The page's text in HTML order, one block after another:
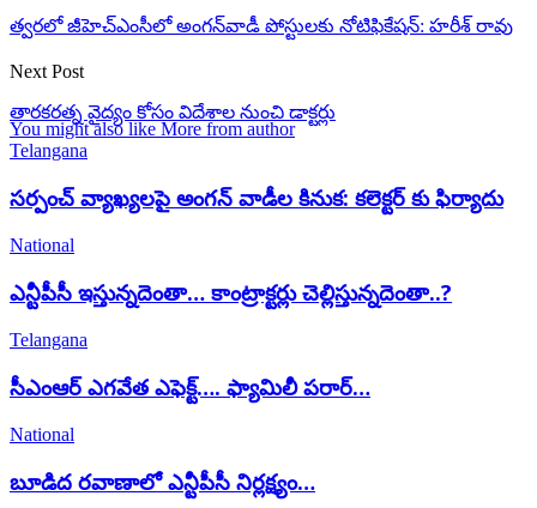
త్వరలో జీహెచ్‌ఎంసీలో అంగన్‌వాడీ పోస్టులకు నోటిఫికేషన్: హరీశ్ రావు
Next Post
తారకరత్న వైద్యం కోసం విదేశాల నుంచి డాక్టర్లు
You might also like More from author
Telangana
సర్పంచ్ వ్యాఖ్యలపై అంగన్ వాడీల కినుక: కలెక్టర్ కు ఫిర్యాదు
National
ఎన్టీపీసీ ఇస్తున్నదెంతా… కాంట్రాక్టర్లు చెల్లిస్తున్నదెంతా..?
Telangana
సీఎంఆర్ ఎగవేత ఎఫెక్ట్…. ఫ్యామిలీ పరార్…
National
బూడిద రవాణాలో ఎన్టీపీసీ నిర్లక్ష్యం…